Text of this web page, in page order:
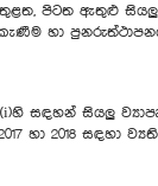
පිටත ඇතුළු
හා
සියලු
හා 2018 සඳහා